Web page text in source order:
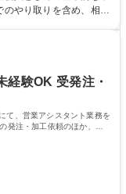
社員OJTと共に業務を
やり取りを含め、相手
学歴・資格
経験OK 受発注・
て、営業アシスタント業務を
発注・加工依頼のほか、電